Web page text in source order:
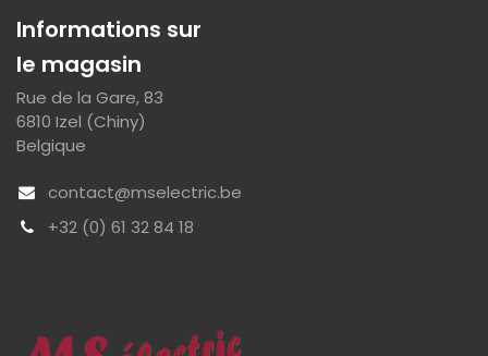
Informations sur
le magasin
Rue de la Gare, 83
6810 Izel (Chiny)
Belgique
contact@mselectric.be
+32 (0) 61 32 84 18